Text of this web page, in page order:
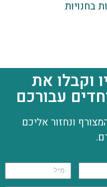
בחנויות
וקבלו את
עבורכם
ונחזור אליכם